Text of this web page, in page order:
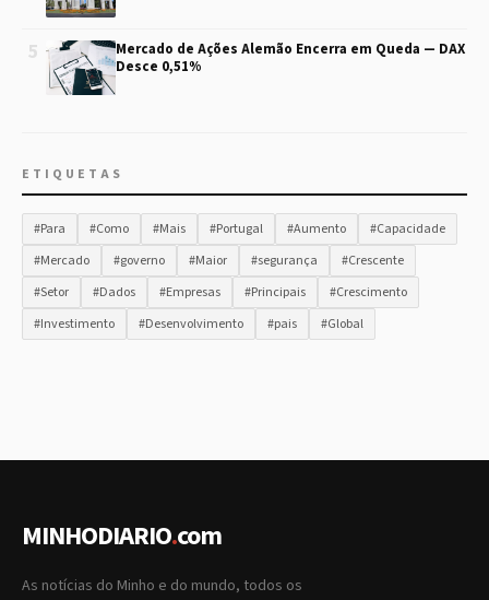
5
Mercado de Ações Alemão Encerra em Queda — DAX
Desce 0,51%
ETIQUETAS
#Para #Como #Mais #Portugal #Aumento
#Capacidade
#Mercado
#governo #Maior #segurança
#Crescente
#Setor
#Dados #Empresas #Principais
#Crescimento
#Investimento
#Desenvolvimento #pais #Global
MINHODIARIO.com
As notícias do Minho e do mundo, todos os